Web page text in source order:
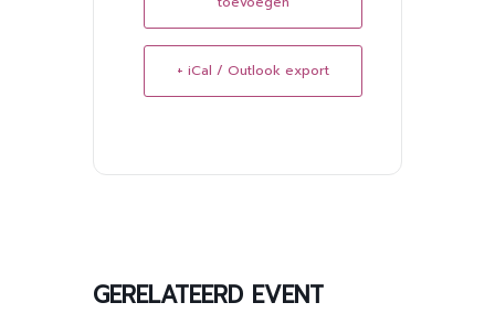
+ iCal / Outlook export
GERELATEERD EVENT